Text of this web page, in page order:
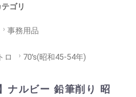
ゴリ
事務用品
ロ 70's(昭和45-54年)
ナルビー 鉛筆削り 昭